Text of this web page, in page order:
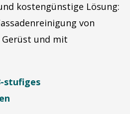
kostengünstige Lösung:
von
Gerüst und mit
stufiges